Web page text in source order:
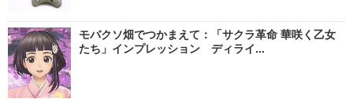
モバクソ畑でつかまえて：「サクラ革命 華咲く乙女
たち」インプレッション ディライ...